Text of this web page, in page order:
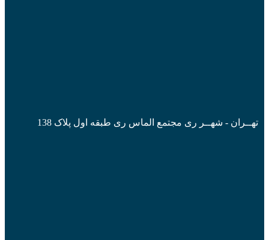
تهــران - شهــر ری مجتمع الماس ری طبقه اول پلاک 138